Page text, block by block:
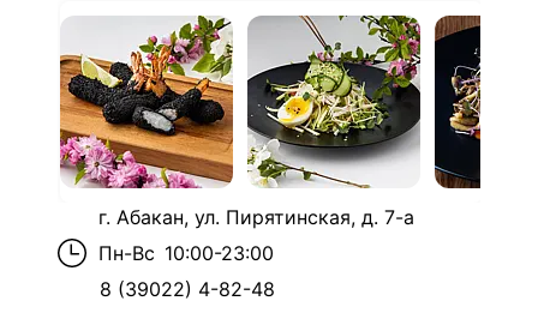
г. Абакан, ул. Пирятинская, д. 7-а
Пн-Вс 10:00-23:00
8 (39022) 4-82-48